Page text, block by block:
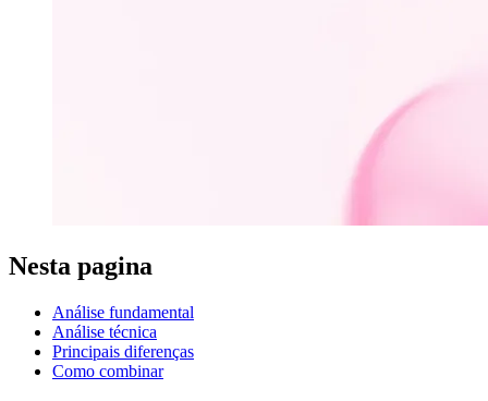
Nesta pagina
Análise fundamental
Análise técnica
Principais diferenças
Como combinar